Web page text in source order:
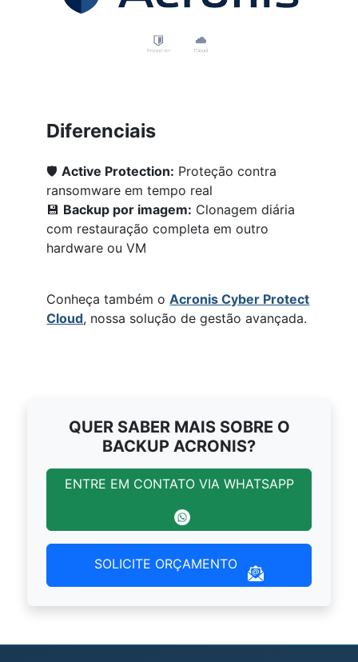
Diferenciais
🛡️Active Protection: Proteção contra
ransomware em tempo real
💾 Backup por imagem: Clonagem diária
com restauração completa em outro
hardware ou VM
Conheça também oAcronis Cyber Protect
Cloud, nossa solução de gestão avançada.
QUER SABER MAIS SOBRE O
BACKUP ACRONIS?
ENTRE EM CONTATO VIA WHATSAPP
SOLICITE ORÇAMENTO